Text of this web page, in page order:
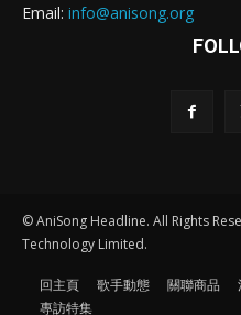
Email: info@anisong.org
© AniSong Headline. All Rights
Technology Limited.
回主頁 歌手動態 關聯商品
專訪特集